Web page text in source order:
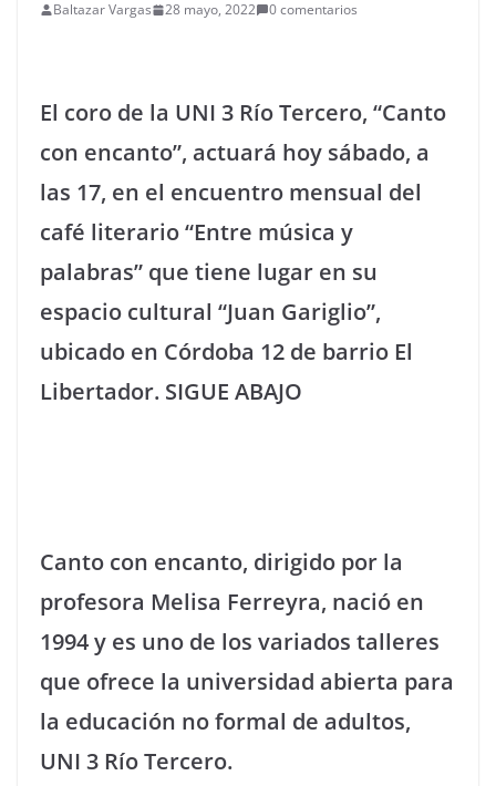
Baltazar Vargas 28 mayo, 2022 0 comentarios
El coro de la UNI 3 Río Tercero, “Canto
con encanto”, actuará hoy sábado, a
las 17, en el encuentro mensual del
café literario “Entre música y
palabras” que tiene lugar en su
espacio cultural “Juan Gariglio”,
ubicado en Córdoba 12 de barrio El
Libertador. SIGUE ABAJO
Canto con encanto, dirigido por la
profesora Melisa Ferreyra, nació en
1994 y es uno de los variados talleres
que ofrece la universidad abierta para
la educación no formal de adultos,
UNI 3 Río Tercero.